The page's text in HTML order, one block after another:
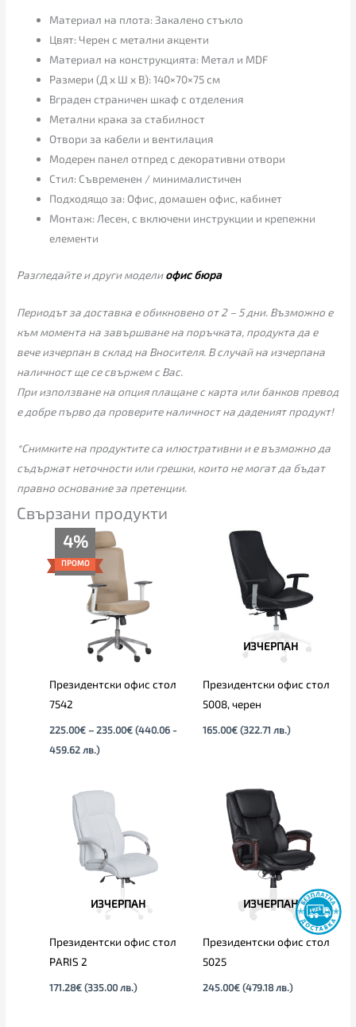
Материал на плота: Закалено стъкло
Цвят: Черен с метални акценти
Материал на конструкцията: Метал и MDF
Размери (Д х Ш х В): 140×70×75 см
Вграден страничен шкаф с отделения
Метални крака за стабилност
Отвори за кабели и вентилация
Модерен панел отпред с декоративни отвори
Стил: Съвременен / минималистичен
Подходящо за: Офис, домашен офис, кабинет
Монтаж: Лесен, с включени инструкции и крепежни
елементи
Разгледайте и други моделиофис бюра
Периодът за доставка е обикновено от 2 – 5 дни. Възможно е
към момента на завършване на поръчката, продукта да е
вече изчерпан в склад на Вносителя. В случай на изчерпана
наличност ще се свържем с Вас.
При използване на опция плащане с карта или банков превод
е добре първо да проверите наличност на даденият продукт!
*Снимките на продуктите са илюстративни и е възможно да
съдържат неточности или грешки, които не могат да бъдат
правно основание за претенции.
Свързани продукти
4%
ПРОМО
Президентски офис стол
7542
225.00€ – 235.00€
235.00€
(440.06 -
459.62 лв.)
ИЗЧЕРПАН
Президентски офис стол
5008, черен
165.00€ (322.71 лв.)
ИЗЧЕРПАН
Президентски офис стол
PARIS 2
171.28€ (335.00 лв.)
ИЗЧЕРПАН
Президентски офис стол
5025
245.00€ (479.18 лв.)